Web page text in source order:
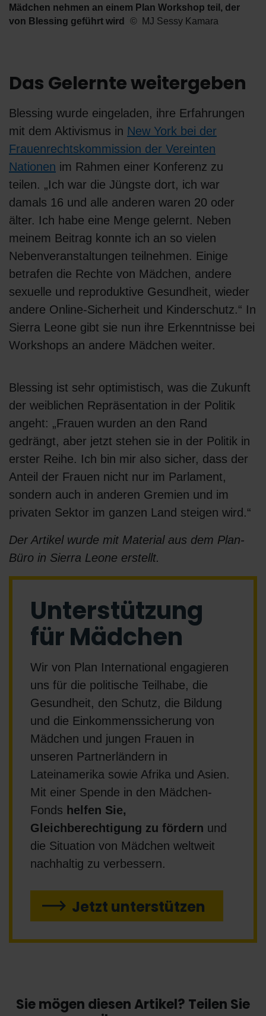
Mädchen nehmen an einem Plan Workshop teil, der
von Blessing geführt wird
MJ Sessy Kamara
Das Gelernte weitergeben
Blessing wurde eingeladen, ihre Erfahrungen
mit dem Aktivismus in New York bei der
Frauenrechtskommission der Vereinten
Nationen im Rahmen einer Konferenz zu
teilen. „Ich war die Jüngste dort, ich war
damals 16 und alle anderen waren 20 oder
älter. Ich habe eine Menge gelernt. Neben
meinem Beitrag konnte ich an so vielen
Nebenveranstaltungen teilnehmen. Einige
betrafen die Rechte von Mädchen, andere
sexuelle und reproduktive Gesundheit, wieder
andere Online-Sicherheit und Kinderschutz.“ In
Sierra Leone gibt sie nun ihre Erkenntnisse bei
Workshops an andere Mädchen weiter.
Blessing ist sehr optimistisch, was die Zukunft
der weiblichen Repräsentation in der Politik
angeht: „Frauen wurden an den Rand
gedrängt, aber jetzt stehen sie in der Politik in
erster Reihe. Ich bin mir also sicher, dass der
Anteil der Frauen nicht nur im Parlament,
sondern auch in anderen Gremien und im
privaten Sektor im ganzen Land steigen wird.“
Der Artikel wurde mit Material aus dem Plan-
Büro in Sierra Leone erstellt.
Unterstützung
für Mädchen
Wir von Plan International engagieren
uns für die politische Teilhabe, die
Gesundheit, den Schutz, die Bildung
und die Einkommenssicherung von
Mädchen und jungen Frauen in
unseren Partnerländern in
Lateinamerika sowie Afrika und Asien.
Mit einer Spende in den Mädchen-
Fonds helfen Sie,
Gleichberechtigung zu fördern und
die Situation von Mädchen weltweit
nachhaltig zu verbessern.
Jetzt unterstützen
Sie mögen diesen Artikel? Teilen Sie